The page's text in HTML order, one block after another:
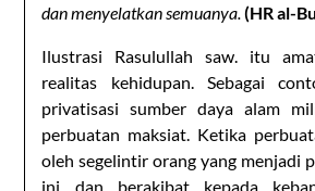
dan menyelatkan semuanya.(HR al-
Ilustrasi Rasulullah saw. itu
realitas kehidupan. Sebagai
privatisasi sumber daya alam
perbuatan maksiat. Ketika
oleh segelintir orang yang menjadi
ini dan berakibat kepada